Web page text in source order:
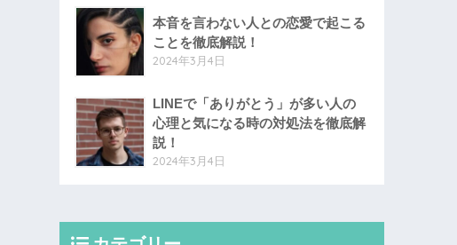
本音を言わない人との恋愛で起こる
ことを徹底解説！
2024年3月4日
LINEで「ありがとう」が多い人の
心理と気になる時の対処法を徹底解
説！
2024年3月4日